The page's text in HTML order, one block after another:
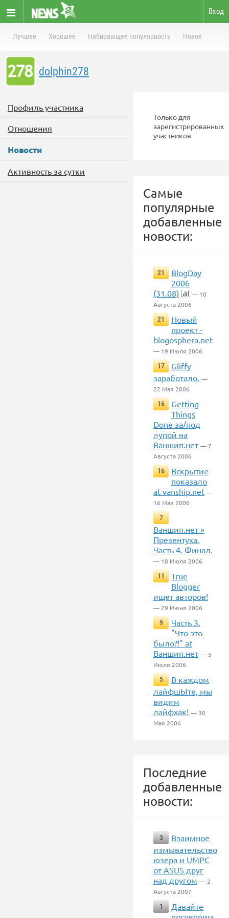
Вход
Лучшее Хорошее Набирающее популярность Новое
dolphin278
Профиль участника
Отношения
Новости
Активность за сутки
Только для
зарегистрированных
участников
Самые
популярные
добавленные
новости:
21
BlogDay
2006
(31.08)
— 10
Августа 2006
21
Новый
проект -
blogosphera.net
— 19 Июля 2006
17
Gliffy
заработало. —
22 Мая 2006
16
Getting
Things
Done за/под
лупой на
Ваншип.нет — 7
Августа 2006
16
Вскрытие
показало
at vanship.net —
16 Мая 2006
7
Ваншип.нет »
Презентуха.
Часть 4. Финал.
— 18 Июля 2006
11
True
Blogger
ищет авторов!
— 29 Июня 2006
9
Часть 3.
"Что это
было?!" at
Ваншип.нет — 5
Июля 2006
5
В каждом
лайфшЫте, мы
видим
лайфхак! — 30
Мая 2006
Последние
добавленные
новости:
3
Взаимное
измывательство
юзера и UMPC
от ASUS друг
над другом — 2
Августа 2007
1
Давайте